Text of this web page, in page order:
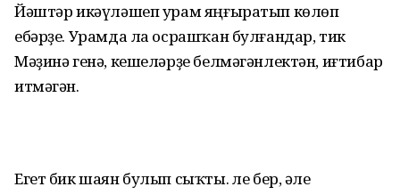
Йәштәр икәүләшеп урам яңғыратып көлөп
ебәрҙе. Урамда ла осрашҡан булғандар, тик
Мәҙинә генә, кешеләрҙе белмәгәнлектән, иғтибар
итмәгән.
Егет бик шаян булып сыҡты. Әле бер, әле